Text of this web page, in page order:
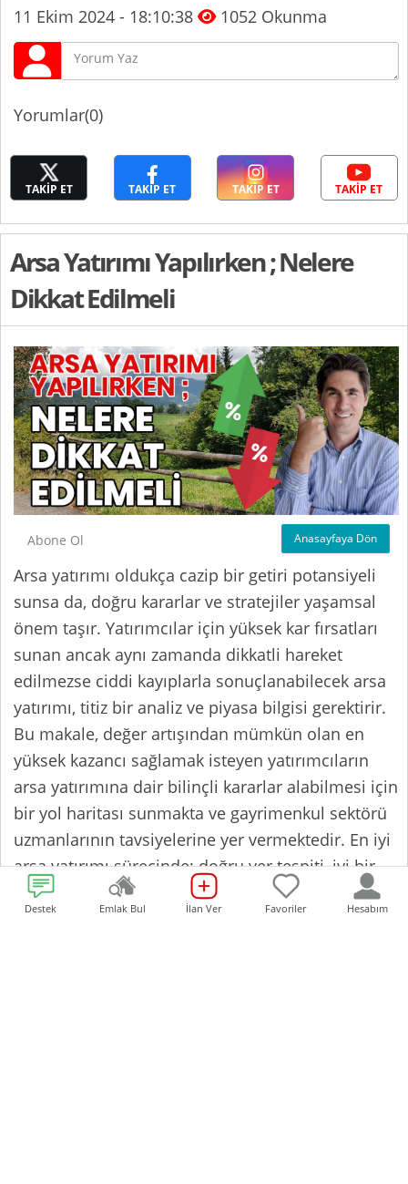
11 Ekim 2024 - 18:10:38 1052 Okunma
Yorumlar(0)
TAKİP ET TAKİP ET TAKİP ET TAKİP ET
Arsa Yatırımı Yapılırken ; Nelere
Dikkat Edilmeli
Abone Ol Anasayfaya Dön
Arsa yatırımı oldukça cazip bir getiri potansiyeli
sunsa da, doğru kararlar ve stratejiler yaşamsal
önem taşır. Yatırımcılar için yüksek kar fırsatları
sunan ancak aynı zamanda dikkatli hareket
edilmezse ciddi kayıplarla sonuçlanabilecek arsa
yatırımı, titiz bir analiz ve piyasa bilgisi gerektirir.
Bu makale, değer artışından mümkün olan en
yüksek kazancı sağlamak isteyen yatırımcıların
arsa yatırımına dair bilinçli kararlar alabilmesi için
bir yol haritası sunmakta ve gayrimenkul sektörü
uzmanlarının tavsiyelerine yer vermektedir. En iyi
arsa yatırımı sürecinde; doğru yer tespiti, iyi bir
zamanlama ve sabır gibi adımların önemini
anlamak yatırımın başarısını belirleyen temel
Destek Emlak Bul İlan Ver Favoriler Hesabım